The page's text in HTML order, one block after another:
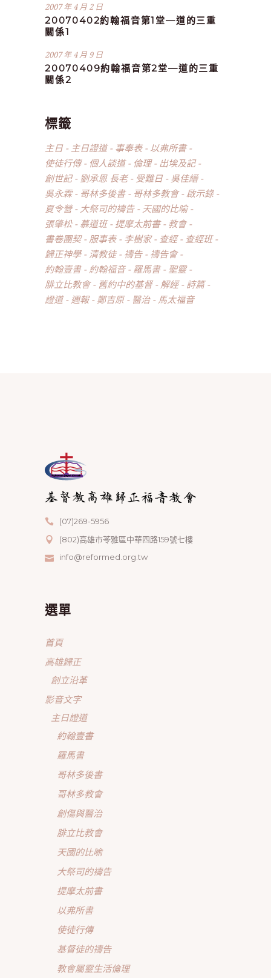
2007 年 4 月 2 日
20070402約翰福音第1堂—道的三重
關係1
2007 年 4 月 9 日
20070409約翰福音第2堂—道的三重
關係2
標籤
主日 主日證道 事奉表
以弗所書
使徒行傳
個人談道 倫理
出埃及記
創世記
劉承恩 長老 受難日
吳佳縉
吳永霖
哥林多後書 哥林多教會
啟示錄
夏令營
大祭司的禱告
天國的比喻
張肇松
慕道班 提摩太前書
教會
書卷團契
服事表 李樹家 查經
查經班
歸正神學
清教徒 禱告
禱告會
約翰壹書
約翰福音 羅馬書
聖靈
腓立比教會
舊約中的基督 解經
詩篇
證道
週報 鄭吉原 醫治 馬太福音
(07)269-5956
(802)高雄市苓雅區中華四路159號七樓
info@reformed.org.tw
選單
首頁
高雄歸正
創立沿革
影音文字
主日證道
約翰壹書
羅馬書
哥林多後書
哥林多教會
創傷與醫治
腓立比教會
天國的比喻
大祭司的禱告
提摩太前書
以弗所書
使徒行傳
基督徒的禱告
教會屬靈生活倫理